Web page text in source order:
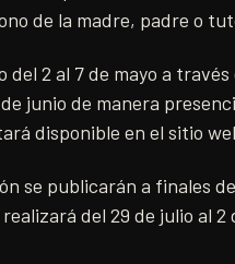
de la madre, padre o
2 al 7 de mayo a
junio de manera
disponible en el sitio
se publicarán a finales
del 29 de julio al 2